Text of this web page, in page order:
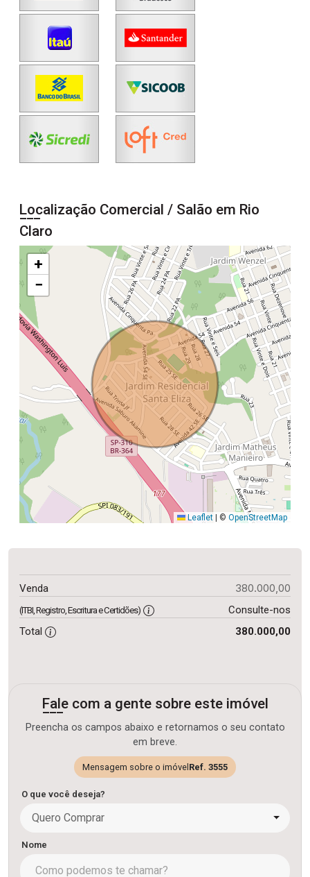
Localização Comercial / Salão em Rio
Claro
+
−
Leaflet © OpenStreetMap
Venda 380.000,00
(ITBI, Registro, Escritura e Certidões)
Consulte-nos
Total
380.000,00
Fale com a gente sobre este imóvel
Preencha os campos abaixo e retornamos o seu contato
em breve.
Mensagem sobre o imóvel Ref. 3555
O que você deseja?
Quero Comprar
Nome